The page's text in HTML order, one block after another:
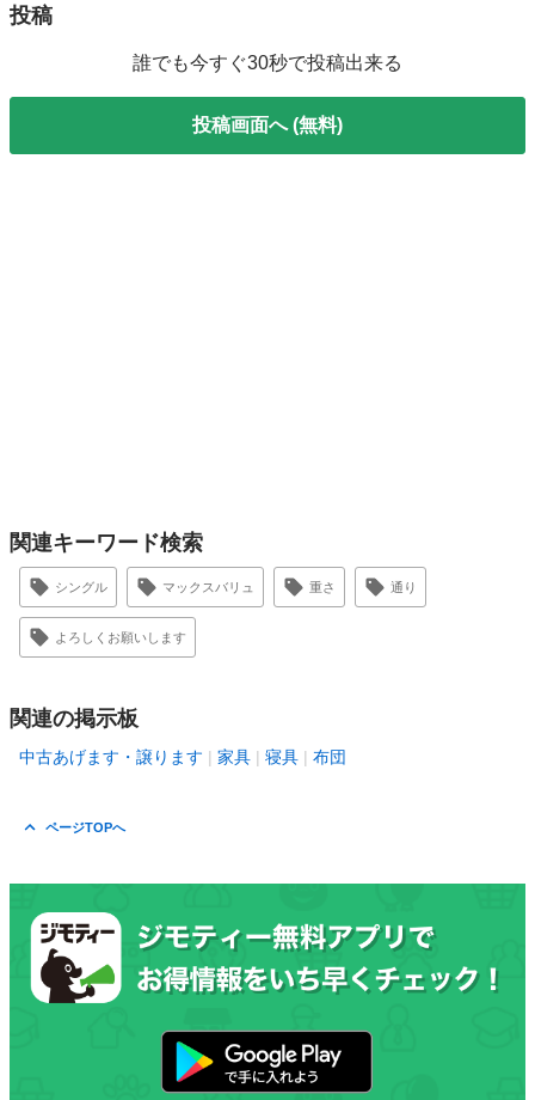
投稿
誰でも今すぐ30秒で投稿出来る
投稿画面へ (無料)
関連キーワード検索
シングル マックスバリュ 重さ 通り
よろしくお願いします
関連の掲示板
中古あげます・譲ります 家具 寝具 布団
ページTOPへ